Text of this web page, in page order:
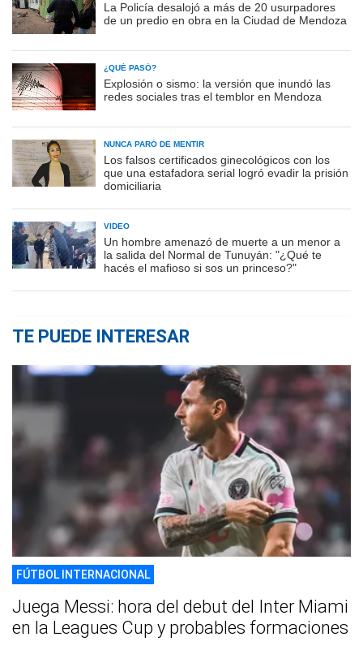
La Policía desalojó a más de 20 usurpadores
de un predio en obra en la Ciudad de Mendoza
¿QUÉ PASÓ?
Explosión o sismo: la versión que inundó las
redes sociales tras el temblor en Mendoza
NUNCA PARÓ DE MENTIR
Los falsos certificados ginecológicos con los
que una estafadora serial logró evadir la prisión
domiciliaria
VIDEO
Un hombre amenazó de muerte a un menor a
la salida del Normal de Tunuyán: "¿Qué te
hacés el mafioso si sos un princeso?"
TE PUEDE INTERESAR
FÚTBOL INTERNACIONAL
Juega Messi: hora del debut del Inter Miami
en la Leagues Cup y probables formaciones